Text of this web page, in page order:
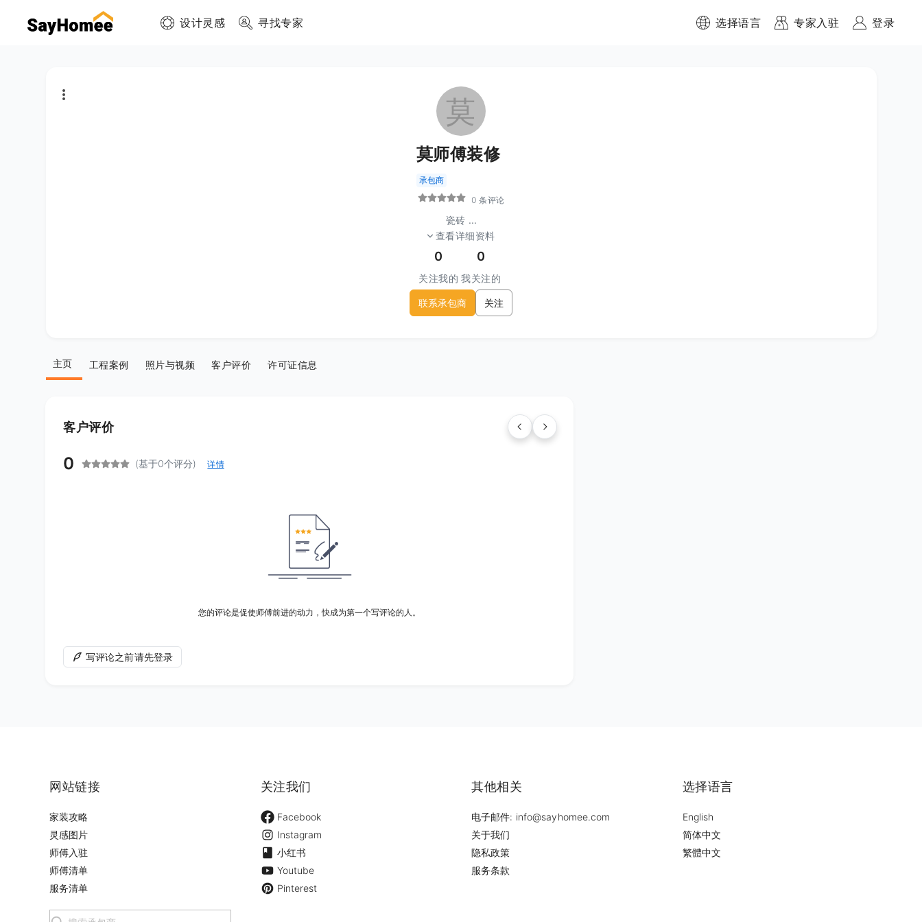
设计灵感 寻找专家 选择语言 专家入驻 登录
莫
莫师傅装修
承包商
0 条评论
瓷砖 ...
查看详细资料
0
关注我的
0
我关注的
联系承包商 关注
主页 工程案例 照片与视频 客户评价 许可证信息
客户评价
0 (基于0个评分) 详情
您的评论是促使师傅前进的动力，快成为第一个写评论的人。
写评论之前请先登录
网站链接
家装攻略
灵感图片
师傅入驻
师傅清单
服务清单
关注我们
Facebook
Instagram
小红书
Youtube
Pinterest
其他相关
电子邮件: info@sayhomee.com
关于我们
隐私政策
服务条款
选择语言
English
简体中文
繁體中文